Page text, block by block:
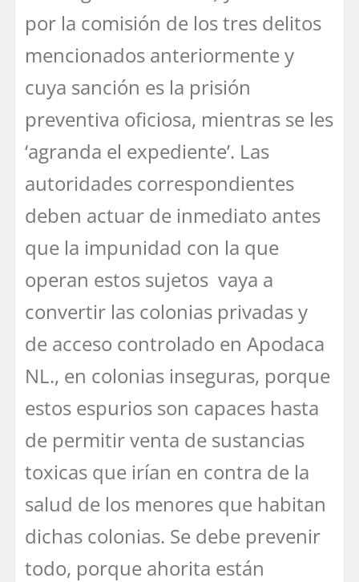
por la comisión de los tres delitos
mencionados anteriormente y
cuya sanción es la prisión
preventiva oficiosa, mientras se les
‘agranda el expediente’. Las
autoridades correspondientes
deben actuar de inmediato antes
que la impunidad con la que
operan estos sujetos vaya a
convertir las colonias privadas y
de acceso controlado en Apodaca
NL., en colonias inseguras, porque
estos espurios son capaces hasta
de permitir venta de sustancias
toxicas que irían en contra de la
salud de los menores que habitan
dichas colonias. Se debe prevenir
todo, porque ahorita están